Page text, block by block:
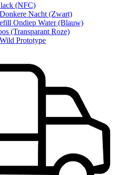
(NFC)
Nacht (Zwart)
Ondiep Water (Blauw)
(Transparant Roze)
Prototype